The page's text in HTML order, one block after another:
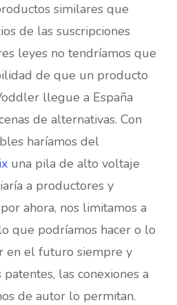
similares que
de las suscripciones
leyes no tendríamos que
de que un producto
llegue a España
de alternativas. Con
haríamos del
una pila de alto voltaje
a productores y
ahora, nos limitamos a
que podríamos hacer o lo
en el futuro siempre y
las conexiones a
de autor lo permitan.